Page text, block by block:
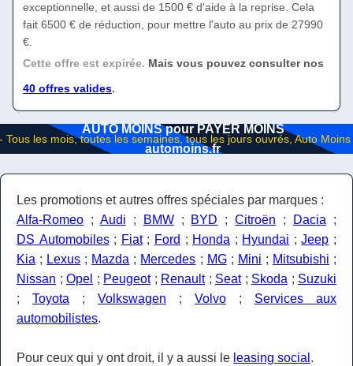
exceptionnelle, et aussi de 1500 € d'aide à la reprise. Cela
fait 6500 € de réduction, pour mettre l'auto au prix de 27990
€.
Cette offre est expirée. Mais vous pouvez consulter nos
40 offres valides.
AUTO MOINS pour PAYER MOINS
automoins.fr
Les promotions et autres offres spéciales par marques :
Alfa-Romeo ; Audi ; BMW; BYD ;Citroën ; Dacia ;
DS Automobiles; Fiat; Ford ; Honda ; Hyundai ;Jeep ;
Kia ; Lexus ; Mazda ; Mercedes ; MG; Mini ; Mitsubishi ;
Nissan ; Opel ; Peugeot; Renault; Seat; Skoda ; Suzuki
; Toyota ; Volkswagen ; Volvo ; Services aux
automobilistes.
Pour ceux qui y ont droit, il y a aussi le leasing social .